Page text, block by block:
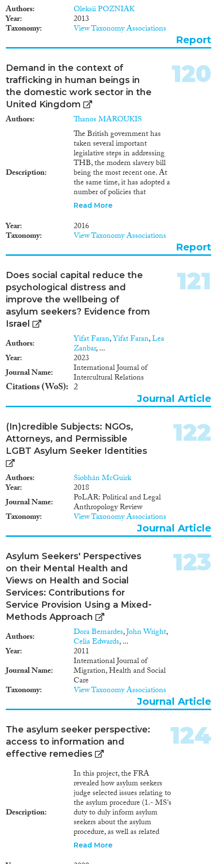
Authors Oleksii POZNIAK
Year 2013
Taxonomy View Taxonomy Associations
Report
Demand in the context of
trafficking in human beings in
the domestic work sector in the
United Kingdom
Authors Thanos MAROUKIS
Description
The British government has
taken several important
legislative steps in addressing
THB, the modern slavery bill
being the most recent one. At
the same time, it has adopted a
number of policies that
contradict the implementation
criminalising and stopping
THB. The change of the
overseas domestic worker visa
rules putting newly arrived
vulnerable position as regards
their employment is a case in
point. The UK also remains a
country with a largely
unregulated domestic work
the activities of employers and
businesses across the sectors of
the British economy. The
evidence collected in this study
suggests that the main obstacles
to prevent exploitative situations
within the domestic work
industry are: a) the strict
priorities of law enforcement
agencies, b) the involvement of
the State in the organisation
and regulation of the domestic
state of the welfare regime
protecting families and offering
vulnerable individuals access to
the rule of law. These are the
structural reasons that lie behind
the failure to protect domestic
workers and deter abusive
employers in the UK. The study’s
findings on national law-cases
also demonstrate that the kind
of work relationship established
in domestic work aggravates the
vulnerability of the workers and
the sense of impunity on the
part of the employers.
Read More
Year 2016
Taxonomy View Taxonomy Associations
120
Report
Does social capital reduce the
psychological distress and
improve the wellbeing of
asylum seekers? Evidence from
Israel
Authors Yifat Faran,Yifat Faran,Lea
Zanbar, ...
Year
2023
Journal Name
International Journal of
Intercultural Relations
Citations (WoS) 2
121
Journal Article
(In)credible Subjects: NGOs,
Attorneys, and Permissible
LGBT Asylum Seeker Identities
Authors Siobhán McGuirk
Year
2018
Journal Name
PoLAR: Political and Legal
Anthropology Review
Taxonomy View Taxonomy Associations
122
Journal Article
Asylum Seekers' Perspectives
on their Mental Health and
Views on Health and Social
Services: Contributions for
Service Provision Using a Mixed‐
Methods Approach
Authors Dora Bernardes,John Wright,
Celia Edwards, ...
Year
2011
Journal Name
International Journal of
Migration, Health and Social
Care
Taxonomy View Taxonomy Associations
123
Journal Article
The asylum seeker perspective:
access to information and
effective remedies
Description
In this project, the FRA
revealed how asylum seekers
judge selected issues relating to
the asylum procedure (1.- MS's
duty to duly inform asylum
seekers about the asylum
procedure, as well as related
rights and obligations; 2.-
Read More
124